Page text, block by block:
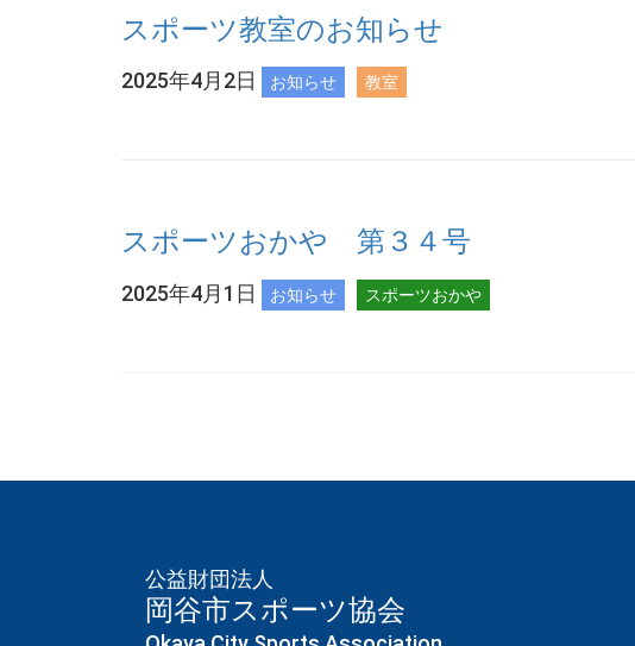
スポーツ教室のお知らせ
2025年4月2日 お知らせ 教室
スポーツおかや 第３４号
2025年4月1日 お知らせ スポーツおかや
公益財団法人
岡谷市スポーツ協会